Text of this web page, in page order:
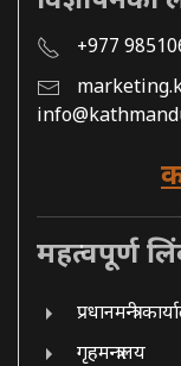
+977
महत्वपूर्ण
प्रधानमन्त्री
गृहमन्त्रालय